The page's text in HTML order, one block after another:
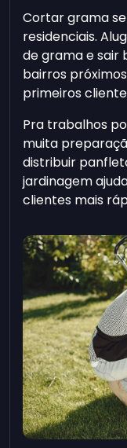
Cortar grama
residenciais.
de grama e sair
bairros
primeiros
Pra trabalhos
muita
distribuir
jardinagem
clientes mais